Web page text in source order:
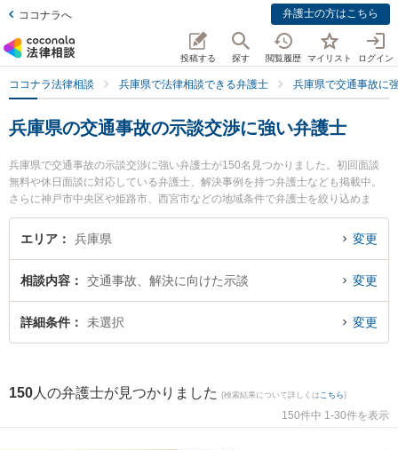
ココナラへ 弁護士の方はこちら
投稿する 探す 閲覧履歴 マイリスト ログイン
ココナラ法律相談 兵庫県で法律相談できる弁護士 兵庫県で交通事故に
兵庫県の交通事故の示談交渉に強い弁護士
兵庫県で交通事故の示談交渉に強い弁護士が150名見つかりました。初回面談
無料や休日面談に対応している弁護士、解決事例を持つ弁護士なども掲載中。
さらに神戸市中央区や姫路市、西宮市などの地域条件で弁護士を絞り込めま
す。交通事故に関係する自動車事故やバイク事故、自転車事故等の細かな分野
での絞り込み検索もでき便利です。特に弁護士法人ALG＆Associates 姫路法律
用、強みなどが注目されています。『兵庫県で土日や夜間に発生した交通事故
の示談交渉のトラブルを今すぐに弁護士に相談したい』『交通事故の示談交渉
のトラブル解決の実績豊富な近くの弁護士を検索したい』『初回相談無料で交
エリア 兵庫県 変更
相談内容 交通事故、解決に向けた示談 変更
詳細条件 未選択 変更
150 人の弁護士が見つかりました (検索結果について詳しくは こちら)
150件中 1-30件を表示